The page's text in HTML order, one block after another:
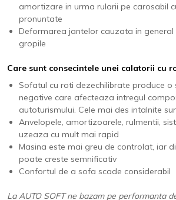
amortizare in urma rularii pe carosabil
pronuntate
Deformarea jantelor cauzata in
gropile
Care sunt consecintele unei calatorii cu
Sofatul cu roti dezechilibrate produce o
negative care afecteaza intregul
autoturismului. Cele mai des intalnite
Anvelopele, amortizoarele, rulmentii,
uzeaza cu mult mai rapid
Masina este mai greu de controlat, iar
poate creste semnificativ
Confortul de a sofa scade considerabil
La AUTO SOFT ne bazam pe performanta